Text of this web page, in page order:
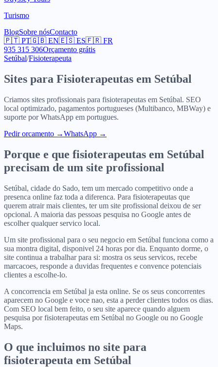
Turismo
BlogSobre nósContacto
🇵🇹 PT🇬🇧 EN🇪🇸 ES🇫🇷 FR
935 315 306Orçamento grátis
Setúbal/Fisioterapeuta
Sites para Fisioterapeutas em Setúbal
Criamos sites profissionais para fisioterapeutas em Setúbal. SEO
local optimizado, pagamentos portugueses (Multibanco, MBWay) e
suporte por WhatsApp em portugues.
Pedir orcamento →WhatsApp →
Porque e que fisioterapeutas em Setúbal
precisam de um site profissional
Setúbal, cidade do Sado, tem um mercado competitivo onde a
presenca online faz toda a diferenca. Para fisioterapeutas que
querem atrair mais clientes, ter um site profissional deixou de ser
opcional. A maioria das pessoas pesquisa no Google antes de
escolher qualquer servico local.
Um site profissional para o seu negocio em Setúbal funciona como a
sua montra digital, disponivel 24 horas por dia. Enquanto dorme, o
site continua a trabalhar para si: mostra os seus servicos, recebe
marcacoes, responde a duvidas frequentes e convence potenciais
clientes a escolhe-lo.
A concorrencia em Setúbal ja esta online. Se os seus concorrentes
aparecem no Google e voce nao, esta a perder clientes todos os dias.
Com SEO local bem feito, o seu site aparece quando alguem
pesquisa por fisioterapeutas em Setúbal no Google ou no Google
Maps.
O que incluimos no site para
fisioterapeuta em Setúbal